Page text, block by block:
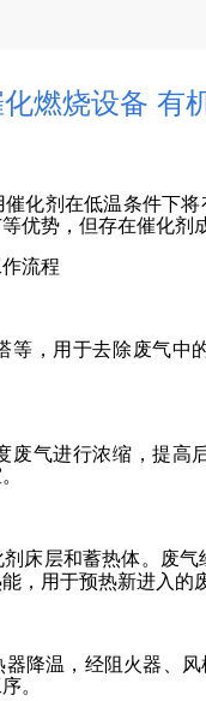
化燃烧设备 有
催化剂在低温条件下
优势，但存在催化剂
流程
等，用于去除废气中
废气进行浓缩，提高
床层和蓄热体。废
，用于预热新进入的
器降温，经阻火器、
。